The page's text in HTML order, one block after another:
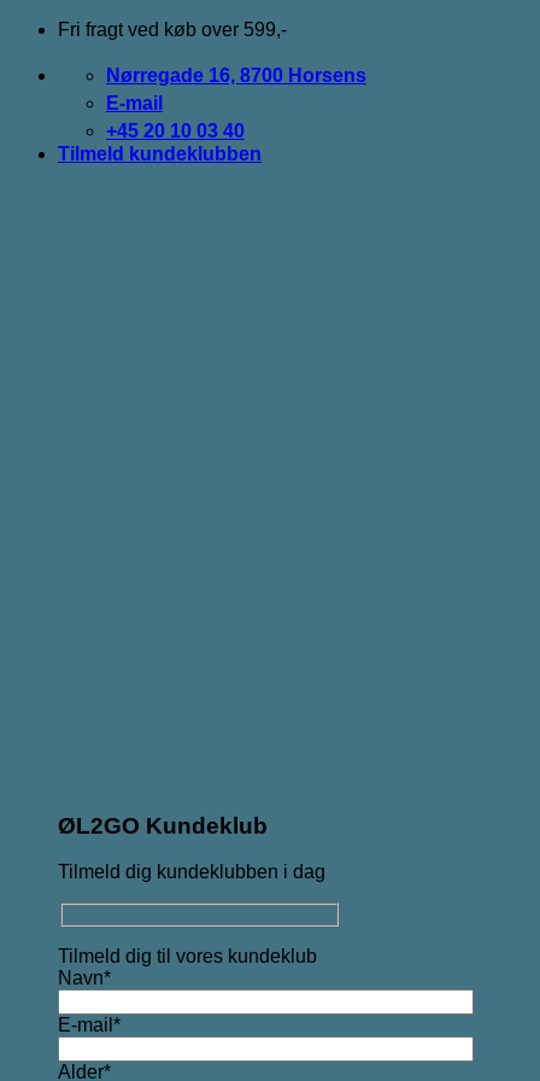
Fortsæt
indhold
Fri fragt ved køb over 599,-
Nørregade 16, 8700 Horsens
E-mail
+45 20 10 03 40
Tilmeld kundeklubben
ØL2GO Kundeklub
Tilmeld dig kundeklubben i dag
Tilmeld dig til vores kundeklub
Navn*
E-mail*
Alder*